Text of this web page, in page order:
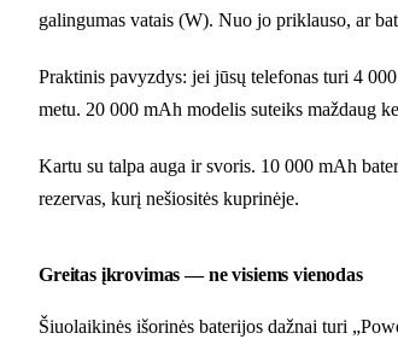
galingumas vatais (W). Nuo jo priklauso, ar
Praktinis pavyzdys: jei jūsų telefonas turi 4
metu. 20 000 mAh modelis suteiks maždaug
Kartu su talpa auga ir svoris. 10 000 mAh
rezervas, kurį nešiositės kuprinėje.
Greitas įkrovimas — ne visiems vienodas
Šiuolaikinės išorinės baterijos dažnai turi